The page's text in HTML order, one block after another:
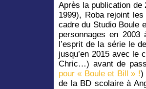
Après la publication de
1999), Roba rejoint
cadre du Studio Boule
personnages en
l’esprit de la série le
jusqu’en 2015 avec le
Chric…) avant de
pour « Boule et Bill » !)
de la BD scolaire à